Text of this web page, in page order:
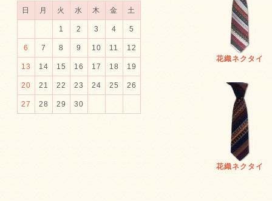
花織ネクタイ
花織ネクタイ
日
月 火 水 木 金 土
1 2 3 4 5
6 7 8 9 10 11 12
13 14 15 16 17 18 19
20 21 22 23 24 25 26
27 28 29 30